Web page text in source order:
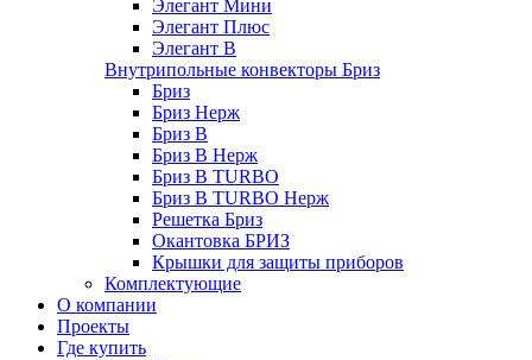
Элегант Мини
Элегант Плюс
Элегант В
Внутрипольные конвекторы Бриз
Бриз
Бриз Нерж
Бриз В
Бриз В Нерж
Бриз В TURBO
Бриз В TURBO Нерж
Решетка Бриз
Окантовка БРИЗ
Крышки для защиты приборов
Комплектующие
О компании
Проекты
Где купить